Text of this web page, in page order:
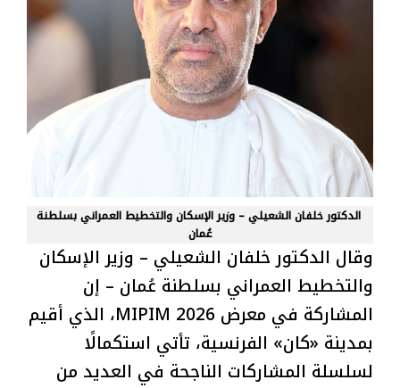
الدكتور خلفان الشعيلي – وزير الإسكان والتخطيط العمراني بسلطنة
عُمان
وقال الدكتور خلفان الشعيلي – وزير الإسكان
والتخطيط العمراني بسلطنة عُمان – إن
المشاركة في معرض MIPIM 2026، الذي أقيم
بمدينة «كان» الفرنسية، تأتي استكمالًا
لسلسلة المشاركات الناجحة في العديد من